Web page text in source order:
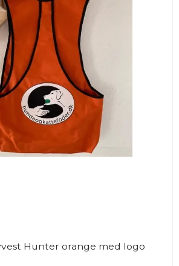
Hunter orange med logo